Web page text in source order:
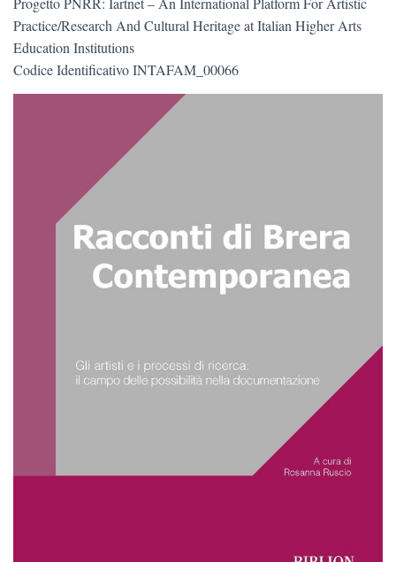
Practice/Research And Cultural Heritage at Italian Higher Arts
Education Institutions
Codice Identificativo INTAFAM_00066